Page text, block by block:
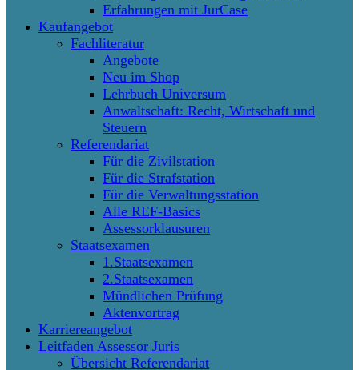
Erfahrungen mit JurCase
Kaufangebot
Fachliteratur
Angebote
Neu im Shop
Lehrbuch Universum
Anwaltschaft: Recht, Wirtschaft und
Steuern
Referendariat
Für die Zivilstation
Für die Strafstation
Für die Verwaltungsstation
Alle REF-Basics
Assessorklausuren
Staatsexamen
1.Staatsexamen
2.Staatsexamen
Mündlichen Prüfung
Aktenvortrag
Karriereangebot
Leitfaden Assessor Juris
Übersicht Referendariat